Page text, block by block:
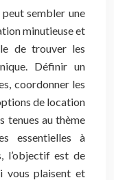
sembler une
minutieuse et
de trouver les
Définir un
coordonner les
de location
tenues au thème
essentielles à
l’objectif est de
vous plaisent et